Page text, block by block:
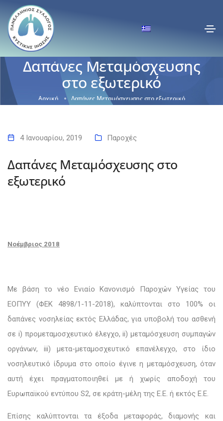
Δαπάνες Μεταμόσχευσης
στο εξωτερικό
Αρχική Δαπάνες Μεταμόσχευσης στο εξωτερικό
4 Ιανουαρίου, 2019 Παροχές
Δαπάνες Μεταμόσχευσης στο
εξωτερικό
Νοέμβριος 2018
Με βάση το νέο Ενιαίο Κανονισμό Παροχών Υγείας του
ΕΟΠΥΥ (ΦΕΚ 4898/1-11-2018), καλύπτονται στο 100% οι
δαπάνες νοσηλείας εκτός Ελλάδας, για υποβολή του ασθενή
σε i) προμεταμοσχευτικό έλεγχο, ii) μεταμόσχευση συμπαγών
οργάνων, iii) μετα-μεταμοσχευτικό επανέλεγχο, στο ίδιο
νοσηλευτικό ίδρυμα στο οποίο έγινε η μεταμόσχευση, όταν
αυτή έχει πραγματοποιηθεί με ή χωρίς αποδοχή του
Ευρωπαϊκού εντύπου S2, σε κράτη-μέλη της Ε.Ε. ή εκτός Ε.Ε.
Επίσης καλύπτονται τα έξοδα μεταφοράς, διαμονής και